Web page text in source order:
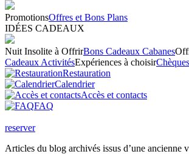
PromotionsOffres et Bons Plans
IDÉES CADEAUX
Nuit Insolite à OffrirBons Cadeaux Cabanes
Cadeaux ActivitésExpériences à choisir
Restauration
Calendrier
Accès et contacts
FAQ
reserver
Articles du blog archivés issus d’une ancienne